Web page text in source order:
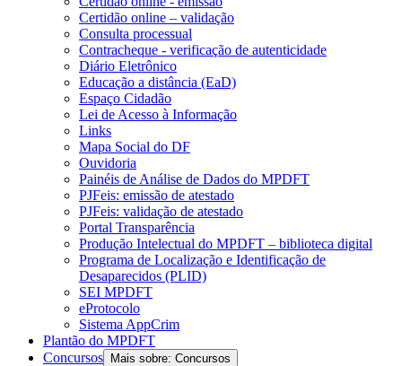
Certidão online – validação
Consulta processual
Contracheque - verificação de autenticidade
Diário Eletrônico
Educação a distância (EaD)
Espaço Cidadão
Lei de Acesso à Informação
Links
Mapa Social do DF
Ouvidoria
Painéis de Análise de Dados do MPDFT
PJFeis: emissão de atestado
PJFeis: validação de atestado
Portal Transparência
Produção Intelectual do MPDFT – biblioteca digital
Programa de Localização e Identificação de
Desaparecidos (PLID)
SEI MPDFT
eProtocolo
Sistema AppCrim
Plantão do MPDFT
Concursos
Mais sobre: Concursos